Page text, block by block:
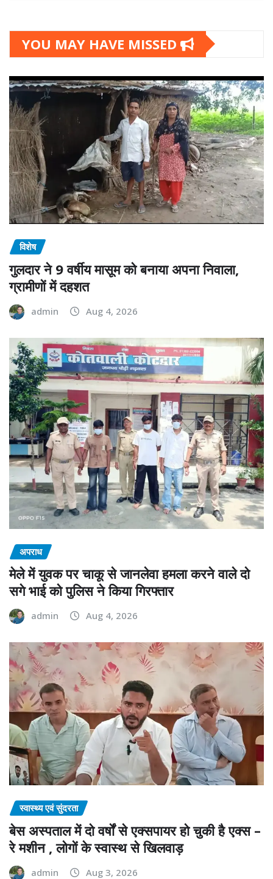
YOU MAY HAVE MISSED
विशेष
गुलदार ने 9 वर्षीय मासूम को बनाया अपना निवाला,
ग्रामीणों में दहशत
admin Aug 4, 2026
अपराध
मेले में युवक पर चाकू से जानलेवा हमला करने वाले दो
सगे भाई को पुलिस ने किया गिरफ्तार
admin Aug 4, 2026
स्वास्थ्य एवं सुंदरता
बेस अस्पताल में दो वर्षों से एक्सपायर हो चुकी है एक्स –
रे मशीन , लोगों के स्वास्थ से खिलवाड़
admin Aug 3, 2026